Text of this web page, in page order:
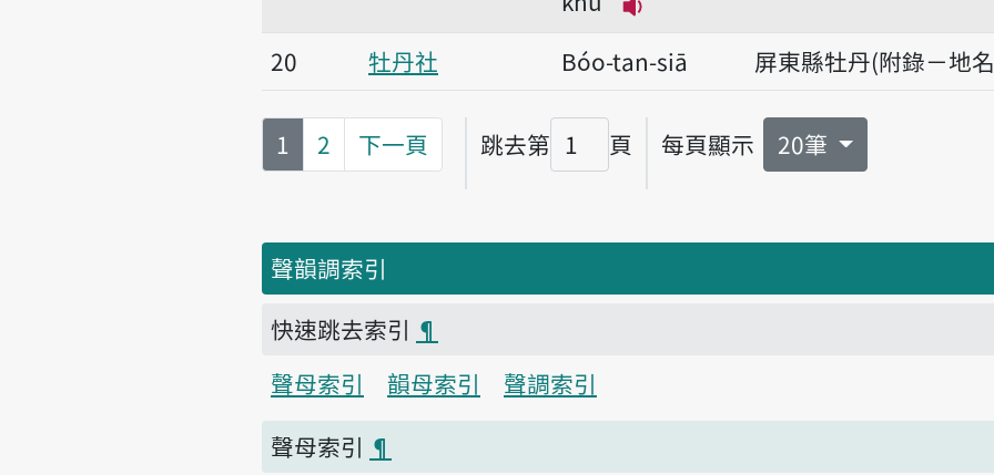
播放音讀Bān-hong Siā-khu
20 牡丹社 Bóo-tan-siā 屏東縣牡丹(附錄－地
第
1 2 下一頁 跳去第
頁碼
頁 每頁顯示 20筆
聲韻調索引
快速跳去索引 ¶
聲母索引
韻母索引
聲調索引
聲母索引 ¶